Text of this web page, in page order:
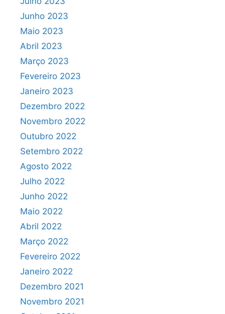
Junho 2023
Maio 2023
Abril 2023
Março 2023
Fevereiro 2023
Janeiro 2023
Dezembro 2022
Novembro 2022
Outubro 2022
Setembro 2022
Agosto 2022
Julho 2022
Junho 2022
Maio 2022
Abril 2022
Março 2022
Fevereiro 2022
Janeiro 2022
Dezembro 2021
Novembro 2021